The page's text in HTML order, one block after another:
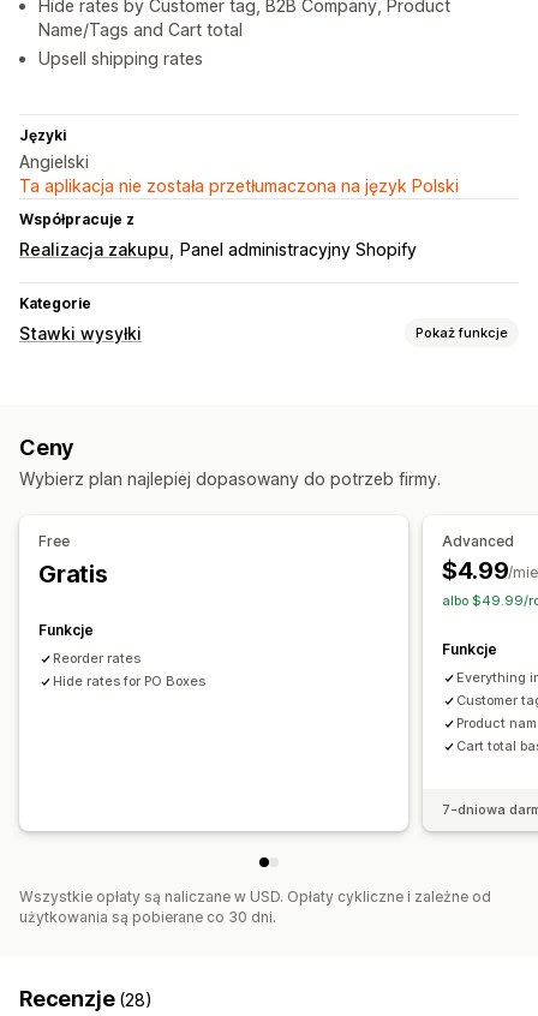
Hide rates by Customer tag, B2B Company, Product
Name/Tags and Cart total
Upsell shipping rates
Języki
Angielski
Ta aplikacja nie została przetłumaczona na język Polski
Współpracuje z
Realizacja zakupu Panel administracyjny Shopify
Kategorie
Stawki wysyłki Pokaż funkcje
Na podstawie klienta
Na podstawie odległości Na podstawie produktu
Łączenie stawek
Z wielu miejsc nadania
Ograniczenia skrytek pocztowych
Zmień kolejność stawek
Ceny
Wybierz plan najlepiej dopasowany do potrzeb firmy.
Free
Gratis
Funkcje
Reorder rates
Hide rates for PO Boxes
Advanced
$4.99/
albo $49.99/
Funkcje
Everything
Customer
Product
Cart total
7-dniowa
Wszystkie opłaty są naliczane w USD. Opłaty cykliczne i zależne od
użytkowania są pobierane co 30 dni.
Recenzje (28)